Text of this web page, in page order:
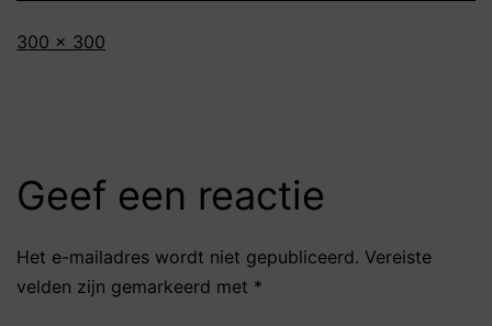
Volledige
300 × 300
Geef een reactie
Het e-mailadres wordt niet gepubliceerd. Vereiste
velden zijn gemarkeerd met *